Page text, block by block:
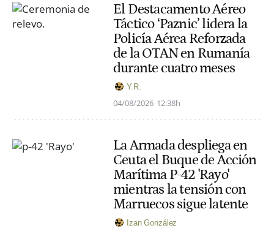
El Destacamento Aéreo
Táctico ‘Paznic’ lidera la
Policía Aérea Reforzada
de la OTAN en Rumanía
durante cuatro meses
Y.R.
04/08/2026 12:38h
La Armada despliega en
Ceuta el Buque de Acción
Marítima P-42 'Rayo'
mientras la tensión con
Marruecos sigue latente
Izan González